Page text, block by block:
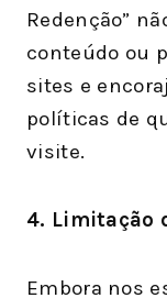
Redenção”
conteúdo ou
sites e
políticas de
visite.
4. Limitação
Embora nos